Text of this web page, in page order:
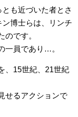
とも近づいた者とさ
ン博士らは、リンチ
のです。
一員であり…。
、15世紀、21世紀
せるアクションで